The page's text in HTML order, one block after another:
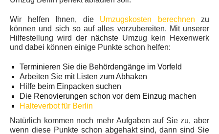
Wir helfen Ihnen, die Umzugskosten berechnen
zu
können und sich so auf alles vorzubereiten. Mit unserer
Hilfestellung wird der nächste Umzug kein Hexenwerk
und dabei können einige Punkte schon helfen:
Terminieren Sie die Behördengänge im Vorfeld
Arbeiten Sie mit Listen zum Abhaken
Hilfe beim Einpacken suchen
Die Renovierungen schon vor dem Einzug machen
Halteverbot für Berlin
Natürlich kommen noch mehr Aufgaben auf Sie zu, aber
wenn diese Punkte schon abgehakt sind, dann sind Sie